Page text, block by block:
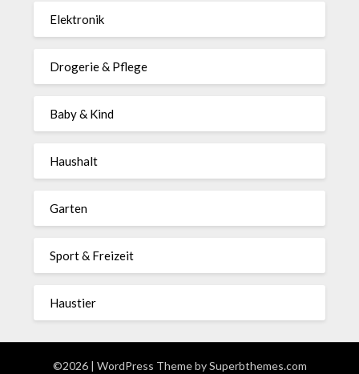
Elektronik
Drogerie & Pflege
Baby & Kind
Haushalt
Garten
Sport & Freizeit
Haustier
©2026 | WordPress Theme bySuperbthemes.com